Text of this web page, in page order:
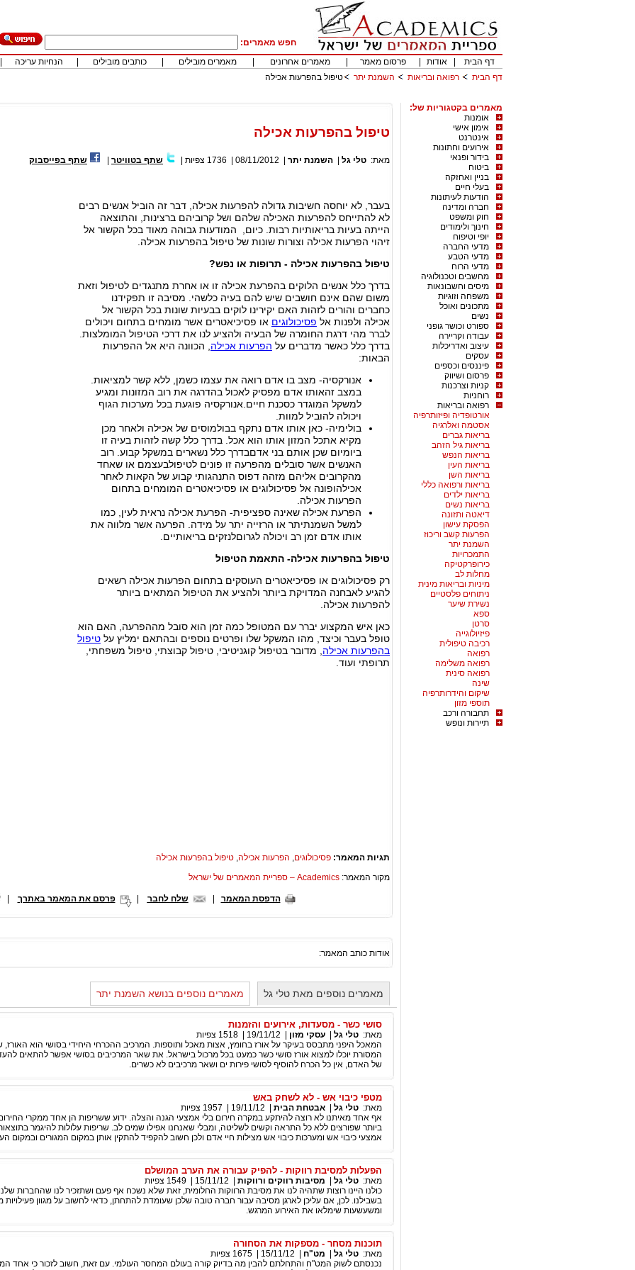
חפש מאמרים:
דף הבית
אודות פרסום מאמר מאמרים אחרונים מאמרים מובילים כותבים מובילים הנחיות עריכה
דף הבית
רפואה ובריאות השמנת יתר טיפול בהפרעות אכילה
מאמרים בקטגוריות של:
אומנות
אימון אישי
אינטרנט
אירועים וחתונות
בידור ופנאי
ביטוח
בניין ואחזקה
בעלי חיים
הודעות לעיתונות
חברה ומדינה
חוק ומשפט
חינוך ולימודים
יופי וטיפוח
מדעי החברה
מדעי הטבע
מדעי הרוח
מחשבים וטכנולוגיה
מיסים וחשבונאות
משפחה וזוגיות
מתכונים ואוכל
נשים
ספורט וכושר גופני
עבודה וקריירה
עיצוב ואדריכלות
עסקים
פיננסים וכספים
פרסום ושיווק
קניות וצרכנות
רוחניות
רפואה ובריאות
אורטופדיה ופיזותרפיה
אסטמה ואלרגיה
בריאות גברים
בריאות גיל הזהב
בריאות הנפש
בריאות העין
בריאות השן
בריאות ורפואה כללי
בריאות ילדים
בריאות נשים
דיאטה ותזונה
הפסקת עישון
הפרעות קשב וריכוז
השמנת יתר
התמכרויות
כירופרקטיקה
מחלות לב
מיניות ובריאות מינית
ניתוחים פלסטיים
נשירת שיער
ספא
סרטן
פיזיולוגייה
רכיבה טיפולית
רפואה
רפואה משלימה
רפואה סינית
שינה
שיקום והידרותרפיה
תוספי מזון
תחבורה ורכב
תיירות ונופש
טיפול בהפרעות אכילה
מאת: טלי גל השמנת יתר 08/11/2012
1736 צפיות שתף בטוויטר שתף בפייסבוק
בעבר, לא יוחסה חשיבות גדולה להפרעות אכילה, דבר זה הוביל אנשים רבים
לא להתייחס להפרעות האכילה שלהם ושל קרוביהם ברצינות, והתוצאה
הייתה בעיות בריאותיות רבות. כיום, המודעות גבוהה מאוד בכל הקשור אל
זיהוי הפרעות אכילה וצורות שונות של טיפול בהפרעות אכילה.
טיפול בהפרעות אכילה - תרופות או נפש?
בדרך כלל אנשים הלוקים בהפרעת אכילה זו או אחרת מתנגדים לטיפול וזאת
משום שהם אינם חושבים שיש להם בעיה כלשהי. מסיבה זו תפקידנו
כחברים והורים לזהות האם יקירינו לוקים בבעיות שונות בכל הקשור אל
אכילה ולפנות אל פסיכולוגים או פסיכיאטרים אשר מומחים בתחום ויכולים
לברר מהי דרגת החומרה של הבעיה ולהציע לנו את דרכי הטיפול המומלצות.
בדרך כלל כאשר מדברים על הפרעות אכילה , הכוונה היא אל ההפרעות
הבאות:
אנורקסיה- מצב בו אדם רואה את עצמו כשמן, ללא קשר למציאות.
במצב זהאותו אדם מפסיק לאכול בהדרגה את רוב המזונות ומגיע
למשקל המוגדר כסכנת חיים.אנורקסיה פוגעת בכל מערכות הגוף
ויכולה להוביל למוות.
בולימיה- כאן אותו אדם נתקף בבולמוסים של אכילה ולאחר מכן
מקיא אתכל המזון אותו הוא אכל. בדרך כלל קשה לזהות בעיה זו
ביומיום שכן אותם בני אדםבדרך כלל נשארים במשקל קבוע. רוב
האנשים אשר סובלים מהפרעה זו פונים לטיפולבעצמם או שאחד
מהקרובים אליהם מזהה דפוס התנהגותי קבוע של הקאות לאחר
אכילהופונה אל פסיכולוגים או פסיכיאטרים המומחים בתחום
הפרעות אכילה.
הפרעת אכילה שאינה ספציפית- הפרעת אכילה נראית לעין, כמו
למשל השמנתיתר או הרזייה יתר על מידה. הפרעה אשר מלווה את
אותו אדם זמן רב ויכולה לגרוםלנזקים בריאותיים.
טיפול בהפרעות אכילה- התאמת הטיפול
רק פסיכולוגים או פסיכיאטרים העוסקים בתחום הפרעות אכילה רשאים
להגיע לאבחנה המדויקת ביותר ולהציע את הטיפול המתאים ביותר
להפרעות אכילה.
כאן איש המקצוע יברר עם המטופל כמה זמן הוא סובל מההפרעה, האם הוא
טופל בעבר וכיצד, מהו המשקל שלו ופרטים נוספים ובהתאם ימליץ על טיפול
בהפרעות אכילה , מדובר בטיפול קוגניטיבי, טיפול קבוצתי, טיפול משפחתי,
תרופתי ועוד.
תגיות המאמר: פסיכולוגים, הפרעות אכילה, טיפול בהפרעות אכילה
מקור המאמר: Academics – ספריית המאמרים של ישראל
הדפסת המאמר שלח לחבר פרסם את המאמר באתרך |
אודות כותב המאמר:
מאמרים נוספים מאת טלי גל מאמרים נוספים בנושא השמנת יתר
סושי כשר - מסעדות, אירועים והזמנות
מאת: טלי גל עסקי מזון 19/11/12
1518 צפיות
המאכל היפני מתבסס בעיקר על אורז בחומץ, אצות מאכל ותוספות. המרכיב ההכרחי היחידי בסושי הוא האורז,
המסורת יוכלו למצוא אורז סושי כשר כמעט בכל מרכול בישראל. את שאר המרכיבים בסושי אפשר להתאים
של האדם, אין כל הכרח להוסיף לסושי פירות ים ושאר מרכיבים לא כשרים.
מטפי כיבוי אש - לא לשחק באש
מאת: טלי גל אבטחת הבית 19/11/12
1957 צפיות
אף אחד מאיתנו לא רוצה להיתקע במקרה חירום בלי אמצעי הגנה והצלה. ידוע ששריפות הן אחד ממקרי
ביותר שפורצים ללא כל התראה וקשים לשליטה, ומבלי שאנחנו אפילו שמים לב. שריפות עלולות להיגמר
אמצעי כיבוי אש ומערכות כיבוי אש מצילות חיי אדם ולכן חשוב להקפיד להתקין אותן במקום המגורים ובמקום
הפעלות למסיבת רווקות - להפיק עבורה את הערב המושלם
מאת: טלי גל מסיבות רווקים ורווקות 15/11/12
1549 צפיות
כולנו היינו רוצות שתהיה לנו את מסיבת הרווקות החלומית, זאת שלא נשכח אף פעם ושתזכיר לנו שהחברות
בשבילנו. לכן, אם עליכן לארגן מסיבה עבור חברה טובה שלכן שעומדת להתחתן, כדאי לחשוב על מגוון פעילויות
ומשעשעות שימלאו את האירוע המרגש.
תוכנות מסחר - מספקות את הסחורה
מאת: טלי גל מט"ח 15/11/12
1675 צפיות
נכנסתם לשוק המט"ח והתחלתם להבין מה בדיוק קורה בעולם המחסר העולמי. עם זאת, חשוב לזכור כי אחד